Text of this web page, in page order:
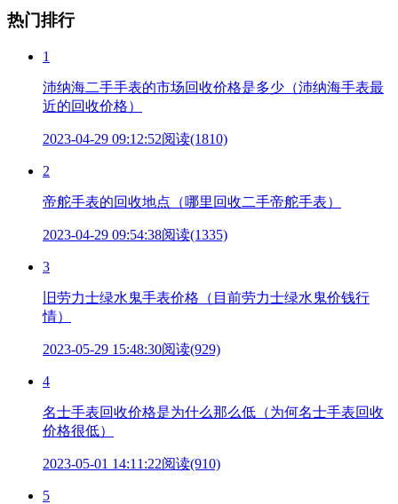
热门排行
1
沛纳海二手手表的市场回收价格是多少（沛纳海手表最
近的回收价格）
2023-04-29 09:12:52阅读(1810)
2
帝舵手表的回收地点（哪里回收二手帝舵手表）
2023-04-29 09:54:38阅读(1335)
3
旧劳力士绿水鬼手表价格（目前劳力士绿水鬼价钱行
情）
2023-05-29 15:48:30阅读(929)
4
名士手表回收价格是为什么那么低（为何名士手表回收
价格很低）
2023-05-01 14:11:22阅读(910)
5